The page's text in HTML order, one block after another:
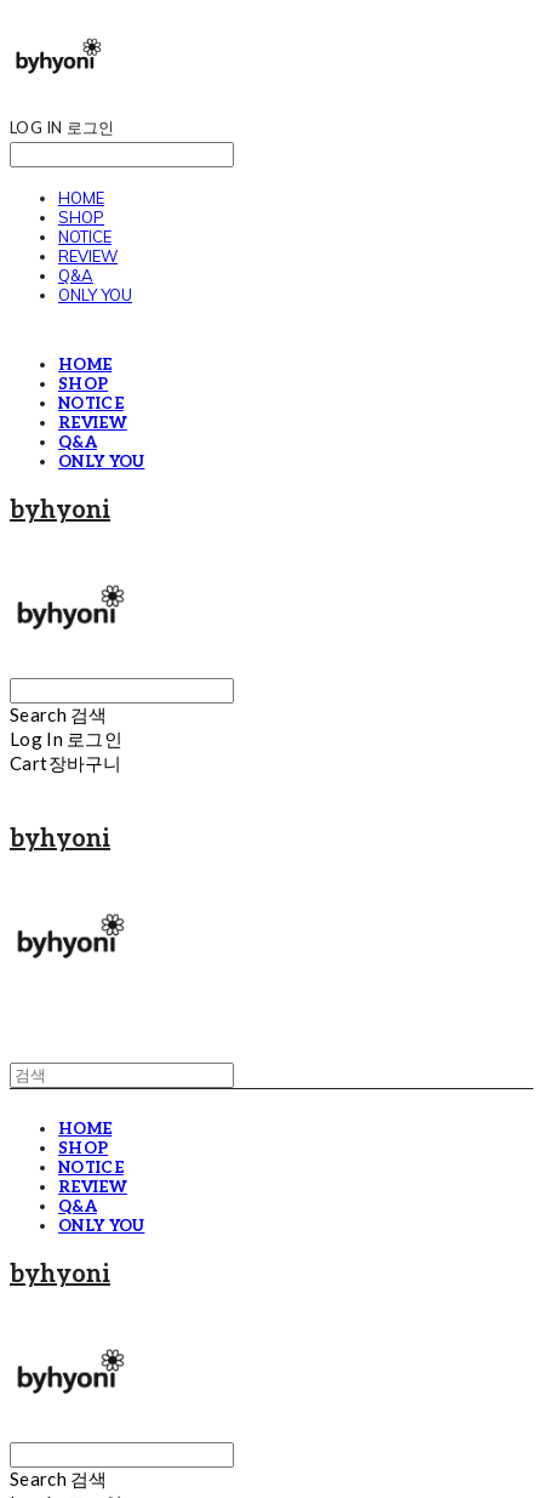
LOG IN 로그인
HOME
SHOP
NOTICE
REVIEW
Q&A
ONLY YOU
HOME
SHOP
NOTICE
REVIEW
Q&A
ONLY YOU
byhyoni
Search 검색
Log In 로그인
Cart장바구니
byhyoni
HOME
SHOP
NOTICE
REVIEW
Q&A
ONLY YOU
byhyoni
Search 검색